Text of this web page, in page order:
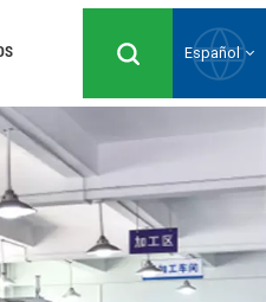
Español
English
Русский
Español